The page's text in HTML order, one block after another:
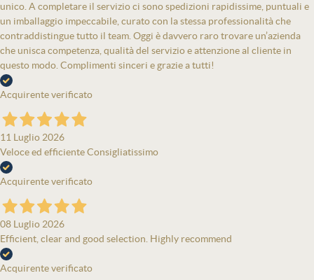
unico. A completare il servizio ci sono spedizioni rapidissime, puntuali e
un imballaggio impeccabile, curato con la stessa professionalità che
contraddistingue tutto il team. Oggi è davvero raro trovare un’azienda
che unisca competenza, qualità del servizio e attenzione al cliente in
questo modo. Complimenti sinceri e grazie a tutti!
Acquirente verificato
11 Luglio 2026
Veloce ed efficiente Consigliatissimo
Acquirente verificato
08 Luglio 2026
Efficient, clear and good selection. Highly recommend
Acquirente verificato